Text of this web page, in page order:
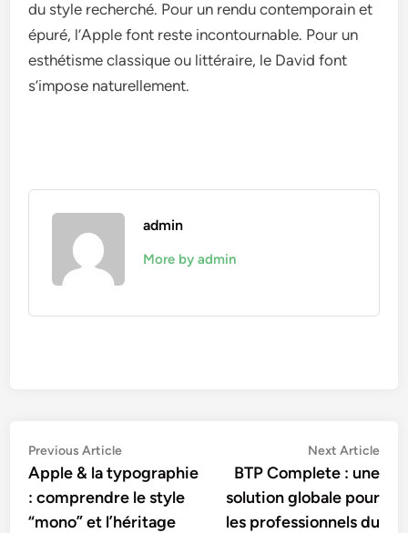
du style recherché. Pour un rendu contemporain et
épuré, l’Apple font reste incontournable. Pour un
esthétisme classique ou littéraire, le David font
s’impose naturellement.
admin
More by admin
Navigation
de
l’article
Previous ArticlePrevious
article:
Apple & la typographie
: comprendre le style
“mono” et l’héritage
Next Article
BTP Complete : une
solution globale pour
les professionnels du